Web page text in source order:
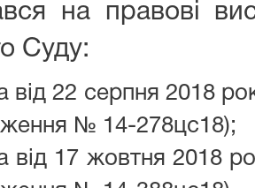
на правові
Суду:
від 22 серпня 2018
№ 14-278цс18);
від 17 жовтня 2018